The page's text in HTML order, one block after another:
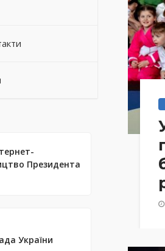
Президента
України